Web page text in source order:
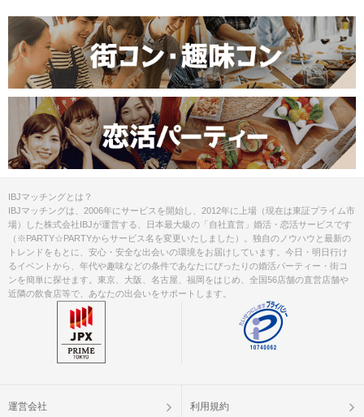
IBJマッチングとは？
IBJマッチングは、2006年にサービスを開始し、2012年に上場（現在は東証プライム市
場）した株式会社IBJが運営する、日本最大級の「自社直営」婚活・恋活サービスです
（※PARTY☆PARTYからサービス名を変更いたしました）。独自のノウハウと最新の
トレンドをもとに、安心・安全な出会いの環境をお届けしています。今日・明日行け
るイベントから、年代や趣味などの条件であなたにぴったりの婚活パーティー・街コ
ンを簡単に探せます。東京、大阪、名古屋、福岡をはじめ、全国56店舗の直営店舗や
近隣の飲食店等で、あなたの出会いをサポートします。
運営会社 利用規約